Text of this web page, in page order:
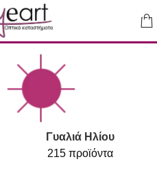
Γυαλιά Ηλίου
215 προϊόντα